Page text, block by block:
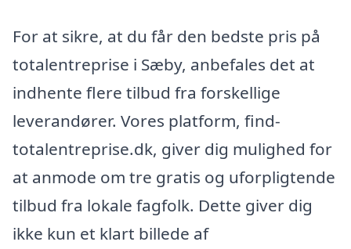
For at sikre, at du får den bedste pris på
totalentreprise i Sæby, anbefales det at
indhente flere tilbud fra forskellige
leverandører. Vores platform, find-
totalentreprise.dk, giver dig mulighed for
at anmode om tre gratis og uforpligtende
tilbud fra lokale fagfolk. Dette giver dig
ikke kun et klart billede af